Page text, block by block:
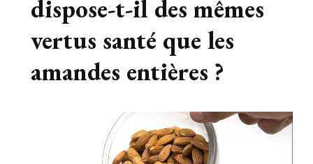
dispose-t-il des mêmes
vertus santé que les
amandes entières ?